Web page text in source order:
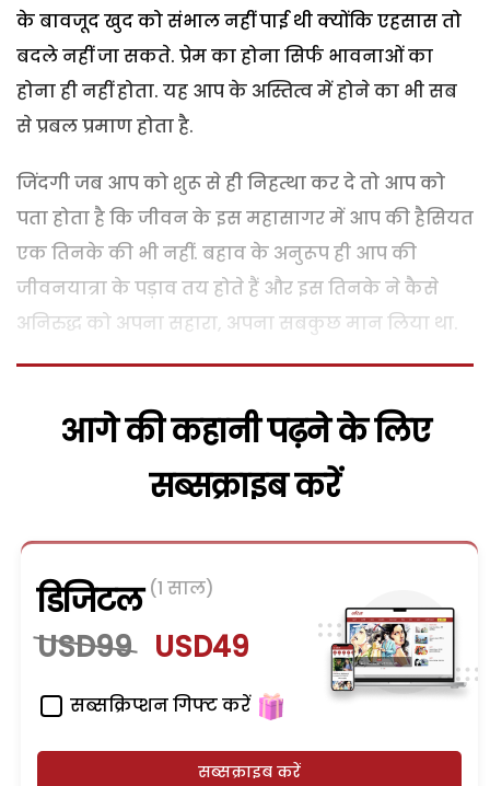
के बावजूद खुद को संभाल नहीं पाई थी क्योंकि एहसास तो
बदले नहीं जा सकते. प्रेम का होना सिर्फ भावनाओं का
होना ही नहीं होता. यह आप के अस्तित्व में होने का भी सब
से प्रबल प्रमाण होता है.
जिंदगी जब आप को शुरू से ही निहत्था कर दे तो आप को
पता होता है कि जीवन के इस महासागर में आप की हैसियत
एक तिनके की भी नहीं. बहाव के अनुरूप ही आप की
जीवनयात्रा के पड़ाव तय होते हैं और इस तिनके ने कैसे
अनिरुद्ध को अपना सहारा, अपना सबकुछ मान लिया था.
आगे की कहानी पढ़ने के लिए
सब्सक्राइब करें
डिजिटल (1 साल)
USD99 USD49
सब्सक्रिप्शन गिफ्ट करें
सब्सक्राइब करें